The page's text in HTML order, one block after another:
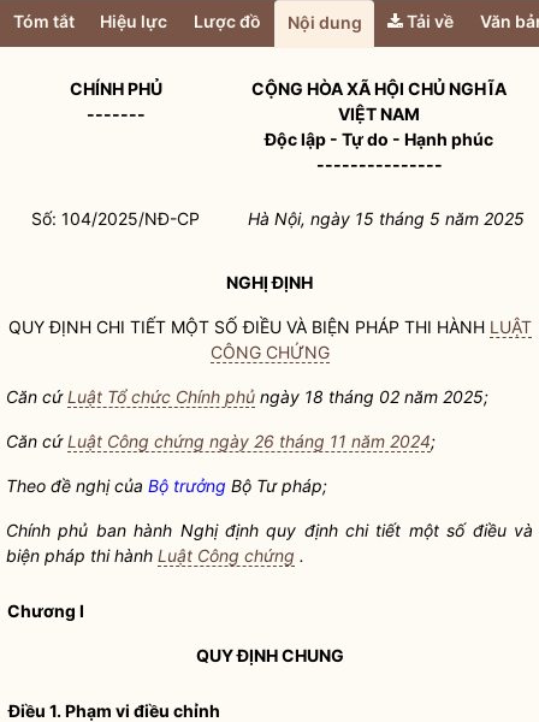
Tóm tắt Hiệu lực Lược đồ Nội dung Tải về Văn
CHÍNH PHỦ
-------
CỘNG HÒA XÃ HỘI CHỦ NGHĨA
VIỆT NAM
Độc lập - Tự do - Hạnh phúc
---------------
Số: 104/2025/NĐ-CP Hà Nội, ngày 15 tháng 5 năm 2025
NGHỊ ĐỊNH
QUY ĐỊNH CHI TIẾT MỘT SỐ ĐIỀU VÀ BIỆN PHÁP THI HÀNH LUẬT
CÔNG CHỨNG
Căn cứLuật Tổ chức Chính phủ ngày 18 tháng 02 năm 2025;
Căn cứLuật Công chứng ngày 26 tháng 11 năm 2024;
Theo đề nghị của Bộ trưởng Bộ Tư pháp;
Chính phủ ban hành Nghị định quy định chi tiết một số điều và
biện pháp thi hành Luật Công chứng .
Chương I
QUY ĐỊNH CHUNG
Điều 1. Phạm vi điều chỉnh